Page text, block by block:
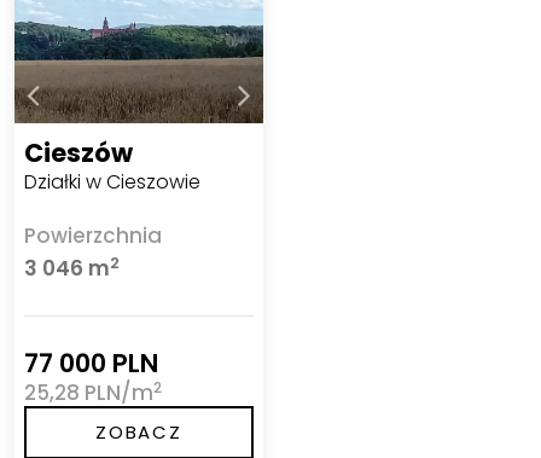
Cieszów
Działki w Cieszowie
Powierzchnia
3 046 m2
77 000 PLN
25,28 PLN/m2
ZOBACZ